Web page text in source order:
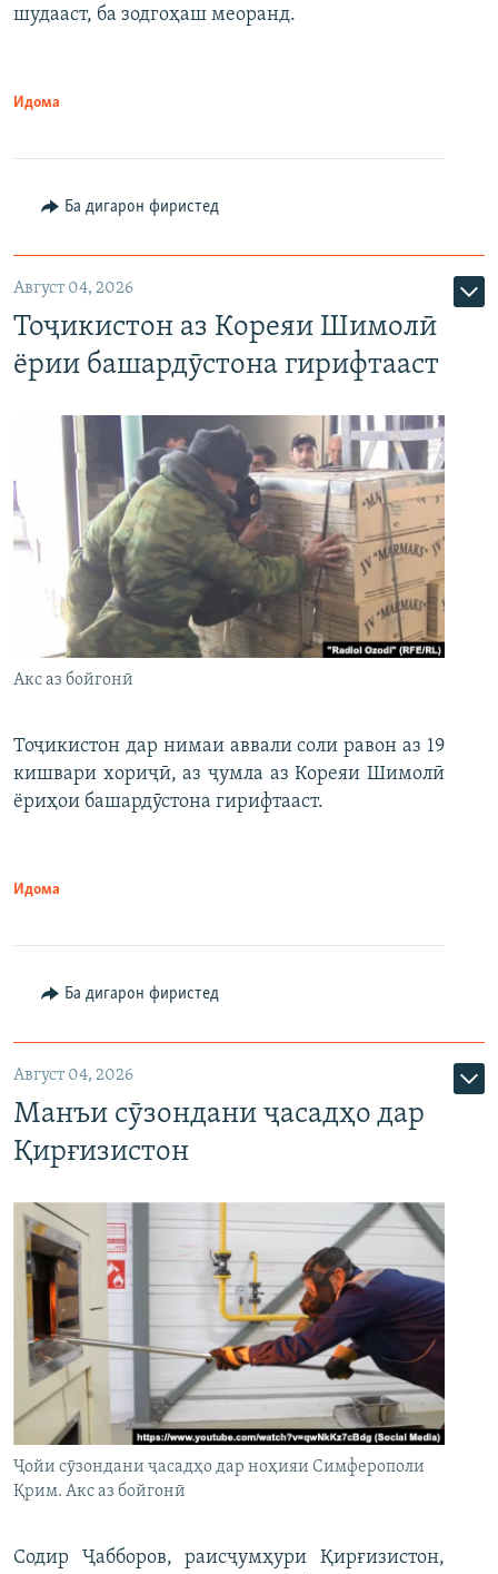
шудааст, ба зодгоҳаш меоранд.
Идома
Ба дигарон фиристед
Август 04, 2026
Тоҷикистон аз Кореяи Шимолӣ
ёрии башардӯстона гирифтааст
Акс аз бойгонӣ
Тоҷикистон дар нимаи аввали соли равон аз 19
кишвари хориҷӣ, аз ҷумла аз Кореяи Шимолӣ
ёриҳои башардӯстона гирифтааст.
Идома
Ба дигарон фиристед
Август 04, 2026
Манъи сӯзондани ҷасадҳо дар
Қирғизистон
Ҷойи сӯзондани ҷасадҳо дар ноҳияи Симферополи
Қрим. Акс аз бойгонӣ
Содир Ҷабборов, раисҷумҳури Қирғизистон,